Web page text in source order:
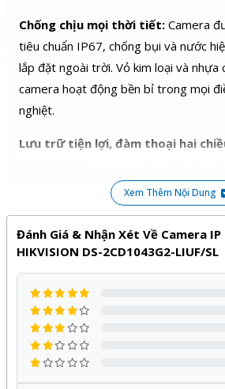
Chống chịu mọi thời tiết: Camera
tiêu chuẩn IP67, chống bụi và nước
lắp đặt ngoài trời. Vỏ kim loại và nhựa
camera hoạt động bền bỉ trong mọi
nghiệt.
Lưu trữ tiện lợi, đàm thoại hai
dàng. Tính năng đàm thoại hai chiều
tiếp với người được quan sát qua
Lựa chọn hoàn hảo cho mọi nhu
trụ Hikvision DS-2CD1043G2-LIUF/SL
cà phê,…
Lợi ích:
Hình ảnh chất lượng cao, sắc nét
Xem Thêm Nội Dung
Đánh Giá & Nhận Xét Về Camera
HIKVISION DS-2CD1043G2-LIUF/SL